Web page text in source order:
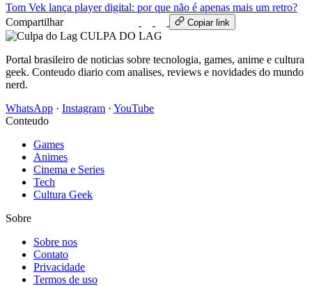
Tom Vek lança player digital: por que não é apenas mais um retro?
Compartilhar
Copiar link
CULPA DO LAG
Portal brasileiro de noticias sobre tecnologia, games, anime e cultura
geek. Conteudo diario com analises, reviews e novidades do mundo
nerd.
WhatsApp · Instagram · YouTube
Conteudo
Games
Animes
Cinema e Series
Tech
Cultura Geek
Sobre
Sobre nos
Contato
Privacidade
Termos de uso